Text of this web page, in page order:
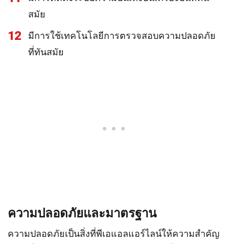
สมัย
12
มีการใช้เทคโนโลยีการตรวจสอบความปลอดภัย
ที่ทันสมัย
ความปลอดภัยและมาตรฐาน
ความปลอดภัยเป็นสิ่งที่พีเอแอลแอร์ไลน์ให้ความสำคัญ